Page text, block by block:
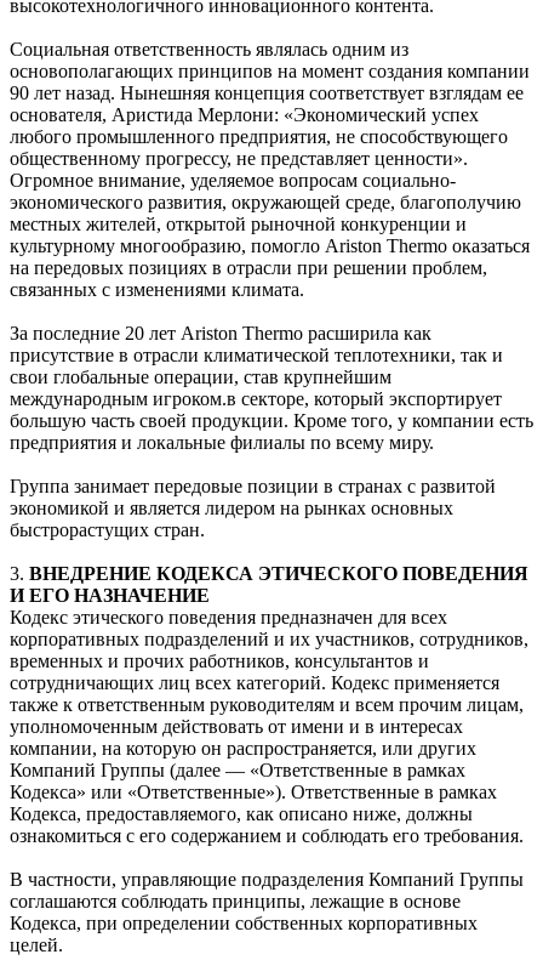
высокотехнологичного инновационного контента.
Социальная ответственность являлась одним из
основополагающих принципов на момент создания компании
90 лет назад. Нынешняя концепция соответствует взглядам ее
основателя, Аристида Мерлони: «Экономический успех
любого промышленного предприятия, не способствующего
общественному прогрессу, не представляет ценности».
Огромное внимание, уделяемое вопросам социально-
экономического развития, окружающей среде, благополучию
местных жителей, открытой рыночной конкуренции и
культурному многообразию, помогло Ariston Thermo оказаться
на передовых позициях в отрасли при решении проблем,
связанных с изменениями климата.
За последние 20 лет Ariston Thermo расширила как
присутствие в отрасли климатической теплотехники, так и
свои глобальные операции, став крупнейшим
международным игроком.в секторе, который экспортирует
большую часть своей продукции. Кроме того, у компании есть
предприятия и локальные филиалы по всему миру.
Группа занимает передовые позиции в странах с развитой
экономикой и является лидером на рынках основных
быстрорастущих стран.
3. ВНЕДРЕНИЕ КОДЕКСА ЭТИЧЕСКОГО ПОВЕДЕНИЯ
И ЕГО НАЗНАЧЕНИЕ
Кодекс этического поведения предназначен для всех
корпоративных подразделений и их участников, сотрудников,
временных и прочих работников, консультантов и
сотрудничающих лиц всех категорий. Кодекс применяется
также к ответственным руководителям и всем прочим лицам,
уполномоченным действовать от имени и в интересах
компании, на которую он распространяется, или других
Компаний Группы (далее — «Ответственные в рамках
Кодекса» или «Ответственные»). Ответственные в рамках
Кодекса, предоставляемого, как описано ниже, должны
ознакомиться с его содержанием и соблюдать его требования.
В частности, управляющие подразделения Компаний Группы
соглашаются соблюдать принципы, лежащие в основе
Кодекса, при определении собственных корпоративных
целей.